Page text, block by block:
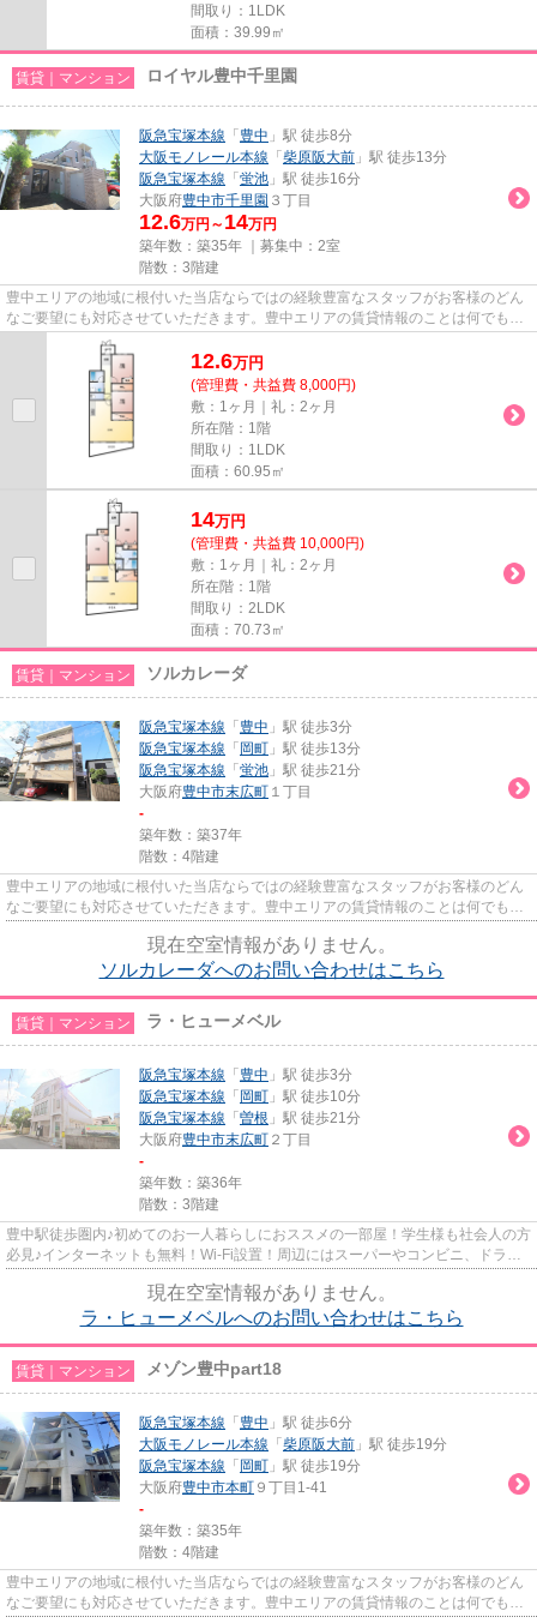
間取り：1LDK
面積：39.99㎡
賃貸｜マンション ロイヤル豊中千里園
阪急宝塚本線 「 豊中 」駅 徒歩8分
大阪モノレール本線 「 柴原阪大前 」駅 徒歩13分
阪急宝塚本線 「 蛍池 」駅 徒歩16分
大阪府豊中市千里園 ３丁目
12.6万円～ 14万円
築年数：築35年 ｜募集中： 2室
階数：3階建
豊中エリアの地域に根付いた当店ならではの経験豊富なスタッフがお客様のどん
なご要望にも対応させていただきます。豊中エリアの賃貸情報のことは何でもお
気軽にご相談ください。一生...
12.6万円
(管理費・共益費 8,000円)
敷：1ヶ月｜礼：2ヶ月
所在階：1階
間取り：1LDK
面積：60.95㎡
14万円
(管理費・共益費 10,000円)
敷：1ヶ月｜礼：2ヶ月
所在階：1階
間取り：2LDK
面積：70.73㎡
賃貸｜マンション ソルカレーダ
阪急宝塚本線 「 豊中 」駅 徒歩3分
阪急宝塚本線 「 岡町 」駅 徒歩13分
阪急宝塚本線 「 蛍池 」駅 徒歩21分
大阪府豊中市末広町 １丁目
-
築年数：築37年
階数：4階建
豊中エリアの地域に根付いた当店ならではの経験豊富なスタッフがお客様のどん
なご要望にも対応させていただきます。豊中エリアの賃貸情報のことは何でもお
現在空室情報がありません。
ソルカレーダへのお問い合わせはこちら
賃貸｜マンション ラ・ヒューメベル
阪急宝塚本線 「 豊中 」駅 徒歩3分
阪急宝塚本線 「 岡町 」駅 徒歩10分
阪急宝塚本線 「 曽根 」駅 徒歩21分
大阪府豊中市末広町 ２丁目
-
築年数：築36年
階数：3階建
豊中駅徒歩圏内♪初めてのお一人暮らしにおススメの一部屋！学生様も社会人の方
必見♪インターネットも無料！Wi-Fi設置！周辺にはスーパーやコンビニ、ドラッ
現在空室情報がありません。
ラ・ヒューメベルへのお問い合わせはこちら
賃貸｜マンション メゾン豊中part18
阪急宝塚本線 「 豊中 」駅 徒歩6分
大阪モノレール本線 「 柴原阪大前 」駅 徒歩19分
阪急宝塚本線 「 岡町 」駅 徒歩19分
大阪府豊中市本町 ９丁目1-41
-
築年数：築35年
階数：4階建
豊中エリアの地域に根付いた当店ならではの経験豊富なスタッフがお客様のどん
なご要望にも対応させていただきます。豊中エリアの賃貸情報のことは何でもお